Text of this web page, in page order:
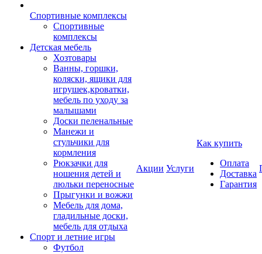
Спортивные комплексы
Спортивные
комплексы
Детская мебель
Хозтовары
Ванны, горшки,
коляски, ящики для
игрушек,кроватки,
мебель по уходу за
малышами
Доски пеленальные
Манежи и
стульчики для
кормления
Рюкзачки для
ношения детей и
люльки переносные
Прыгунки и вожжи
Мебель для дома,
гладильные доски,
мебель для отдыха
Спорт и летние игры
Футбол
Акции Услуги
Как купить
Оплата
Доставка
Гарантия